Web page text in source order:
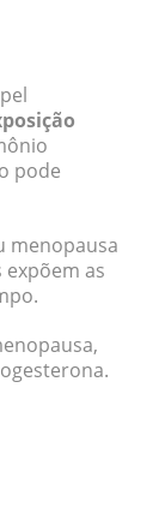
pode
menopausa
expõem as